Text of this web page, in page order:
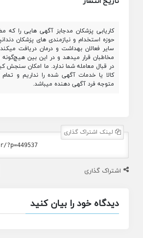
کاریابی پزشکان مدجابز آگهی هایی را که
حوزه استخدام و نیازمندی های پزشکان
سایر فعالان بهداشت و درمان دریافت
مخاطبان قرار میدهد و در این بین
در قبال معامله شما ندارد. ما امکان سنجش
کالا یا خدمات آگهی شده را نداریم و
متوجه فرد آگهی دهنده میباشد.
لینک اشتراک گذاری
اشتراک گذاری
دیدگاه خود را بیان کنید